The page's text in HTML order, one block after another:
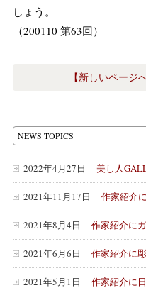
しょう。
（200110 第63回）
【新しいページへ
NEWS TOPICS
2022年4月27日 美し人
2021年11月17日 作家紹介
2021年8月4日 作家紹介に
2021年6月6日 作家紹介に
2021年5月1日 作家紹介に